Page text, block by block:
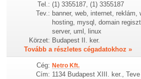
Tel.: (1) 3355187, (1) 3355187
Tev.: banner, web, internet, reklám,
hosting, mysql, domain
server, uml, linux
Körzet: Budapest II. ker.
Tovább a részletes cégadatokhoz »
Cég: Netro Kft.
Cím: 1134 Budapest XIII. ker.,